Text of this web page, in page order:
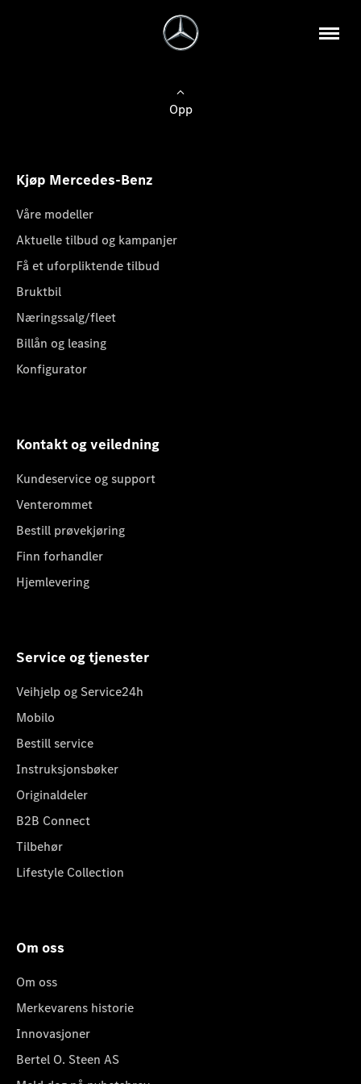
Opp
Kjøp Mercedes-Benz
Våre modeller
Aktuelle tilbud og kampanjer
Få et uforpliktende tilbud
Bruktbil
Næringssalg/fleet
Billån og leasing
Konfigurator
Kontakt og veiledning
Kundeservice og support
Venterommet
Bestill prøvekjøring
Finn forhandler
Hjemlevering
Service og tjenester
Veihjelp og Service24h
Mobilo
Bestill service
Instruksjonsbøker
Originaldeler
B2B Connect
Tilbehør
Lifestyle Collection
Om oss
Om oss
Merkevarens historie
Innovasjoner
Bertel O. Steen AS